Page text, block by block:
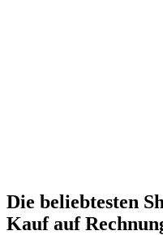
Die beliebtesten
Kauf auf